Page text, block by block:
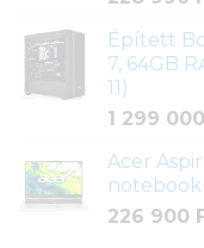
Épített
7, 64GB
11)
1 299 000
Acer
notebook
226 900